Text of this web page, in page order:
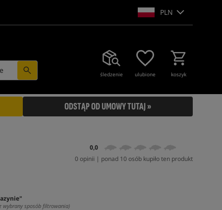
PLN
śledzenie ulubione koszyk
ODSTĄP OD UMOWY TUTAJ »
0,0
0 opinii | ponad 10 osób kupiło ten produkt
wybrany sposób filtrowania)